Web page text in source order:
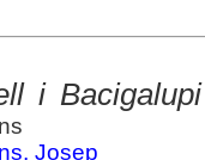
i
Josep